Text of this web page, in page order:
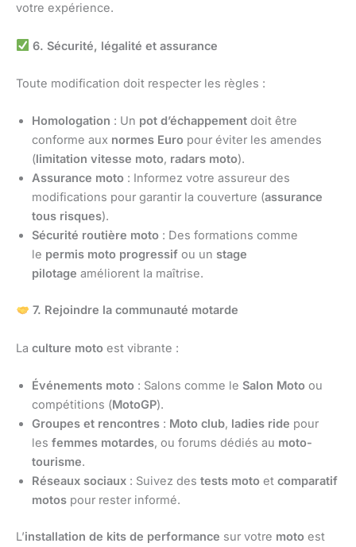
votre expérience.
6. Sécurité, légalité et assurance
Toute modification doit respecter les règles :
Homologation : Un pot d’échappement doit être
conforme aux normes Euro pour éviter les amendes
(limitation vitesse moto, radars moto).
Assurance moto : Informez votre assureur des
modifications pour garantir la couverture (assurance
tous risques).
Sécurité routière moto : Des formations comme
le permis moto progressif ou un stage
pilotage améliorent la maîtrise.
7. Rejoindre la communauté motarde
La culture moto est vibrante :
Événements moto : Salons comme le Salon Moto ou
compétitions (MotoGP).
Groupes et rencontres : Moto club, ladies ride pour
les femmes motardes, ou forums dédiés au moto-
tourisme.
Réseaux sociaux : Suivez des tests moto et comparatif
motos pour rester informé.
L’installation de kits de performance sur votre moto est